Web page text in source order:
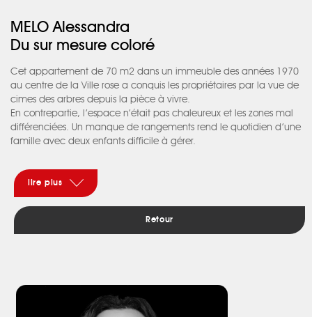
MELO Alessandra
Du sur mesure coloré
Cet appartement de 70 m2 dans un immeuble des années 1970
au centre de la Ville rose a conquis les propriétaires par la vue de
cimes des arbres depuis la pièce à vivre.
En contrepartie, l’espace n’était pas chaleureux et les zones mal
différenciées. Un manque de rangements rend le quotidien d’une
famille avec deux enfants difficile à gérer.
gauche et la cuisine, cloisonnée, à droite.
Une porte isolait le coin nuit, le W.C et la salle de bains, très
vétuste et mal agencée, inadaptée pour une famille de quatre
personnes.
Un travail a été réalisé sur l’existant pour transformer les pièces en
intimité à cet appartement.
Apres 3 mois d’étude du projet d’architecture d’intérieur et 2 mois
lire plus
Retour